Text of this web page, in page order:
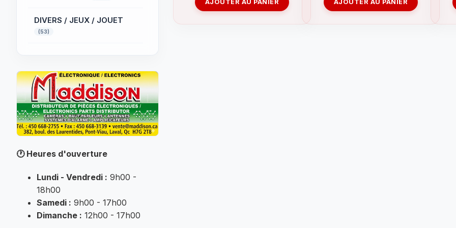
DIVERS / JEUX / JOUET
(53)
ÉLECTRIQUE (52)
Électronique (32)
FER A SOUDER
MUSIQUE
Non classé (7007)
🕐Heures d'ouverture
Lundi - Vendredi : 9h00 -
18h00
Samedi : 9h00 - 17h00
Dimanche : 12h00 - 17h00
AJOUTER AU PANIER AJOUTER AU PANIER